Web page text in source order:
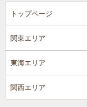
トップページ
関東エリア
東海エリア
関西エリア